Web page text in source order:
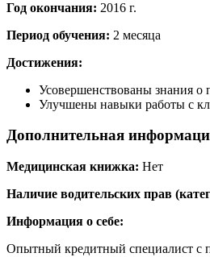
Год окончания: 2016 г.
Период обучения: 2 месяца
Достижения:
Усовершенствованы знания о
Улучшены навыки работы с
Дополнительная
Медицинская книжка: Нет
Наличие водительских прав
Информация о себе:
Опытный кредитный специалист с